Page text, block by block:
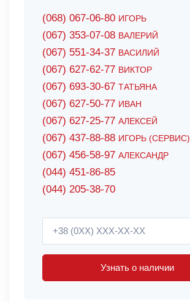
(068) 067-06-80 ИГОРЬ
(067) 353-07-08 ВАЛЕРИЙ
(067) 551-34-37 ВАСИЛИЙ
(067) 627-62-77 ВИКТОР
(067) 693-30-67 ТАТЬЯНА
(067) 627-50-77 ИВАН
(067) 627-25-77 АЛЕКСЕЙ
(067) 437-88-88 ИГОРЬ (СЕРВИС)
(067) 456-58-97 АЛЕКСАНДР
(044) 451-86-85
(044) 205-38-70
Узнать о наличии